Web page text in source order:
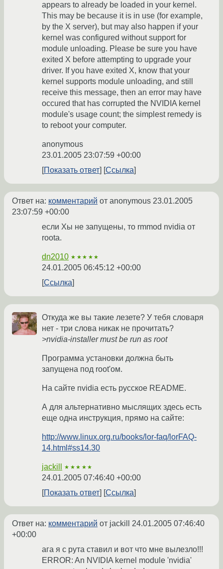
appears to already be loaded in your kernel.
This may be because it is in use (for example,
by the X server), but may also happen if your
kernel was configured without support for
module unloading. Please be sure you have
exited X before attempting to upgrade your
driver. If you have exited X, know that your
kernel supports module unloading, and still
receive this message, then an error may have
occured that has corrupted the NVIDIA kernel
module's usage count; the simplest remedy is
to reboot your computer.
anonymous
23.01.2005 23:07:59 +00:00
Показать ответ
Ссылка
Ответ на: комментарий от anonymous 23.01.2005
23:07:59 +00:00
если Xы не запущены, то rmmod nvidia от
rootа.
dn2010 ★★★★★
24.01.2005 06:45:12 +00:00
Ссылка
Откуда же вы такие лезете? У тебя словаря
нет - три слова никак не прочитать?
>nvidia-installer must be run as root
Программа установки должна быть
запущена под root'ом.
На сайте nvidia есть русское README.
А для альтернативно мыслящих здесь есть
еще одна инструкция, прямо на сайте:
http://www.linux.org.ru/books/lor-faq/lorFAQ-
14.html#ss14.30
jackill ★★★★★
24.01.2005 07:46:40 +00:00
Показать ответ
Ссылка
Ответ на: комментарий от jackill 24.01.2005 07:46:40
+00:00
ага я с рута ставил и вот что мне вылезло!!!
ERROR: An NVIDIA kernel module 'nvidia'